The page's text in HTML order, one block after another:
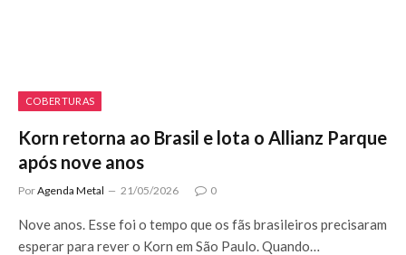
COBERTURAS
Korn retorna ao Brasil e lota o Allianz Parque
após nove anos
PorAgenda Metal 21/05/2026 0
Nove anos. Esse foi o tempo que os fãs brasileiros precisaram
esperar para rever o Korn em São Paulo. Quando…